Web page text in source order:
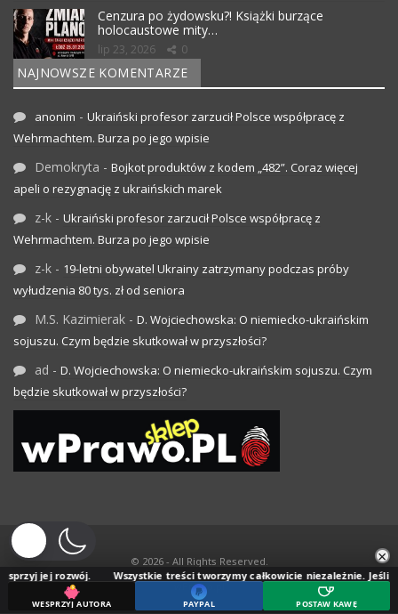
Cenzura po żydowsku?! Książki burzące
holocaustowe mity…
lip 23, 2026 0
NAJNOWSZE KOMENTARZE
anonim - Ukraiński profesor zarzucił Polsce współpracę z
Wehrmachtem. Burza po jego wpisie
Demokryta - Bojkot produktów z kodem „482”. Coraz więcej
apeli o rezygnację z ukraińskich marek
z-k - Ukraiński profesor zarzucił Polsce współpracę z
Wehrmachtem. Burza po jego wpisie
z-k - 19-letni obywatel Ukrainy zatrzymany podczas próby
wyłudzenia 80 tys. zł od seniora
M.S. Kazimierak - D. Wojciechowska: O niemiecko-ukraińskim
sojuszu. Czym będzie skutkował w przyszłości?
ad - D. Wojciechowska: O niemiecko-ukraińskim sojuszu. Czym
będzie skutkował w przyszłości?
© 2026 - All Rights Reserved.
wPrawo.pl
×
Wszystkie treści tworzymy całkowicie niezależnie. Jeśli doceniasz
WESPRZYJ AUTORA PAYPAL POSTAW KAWĘ